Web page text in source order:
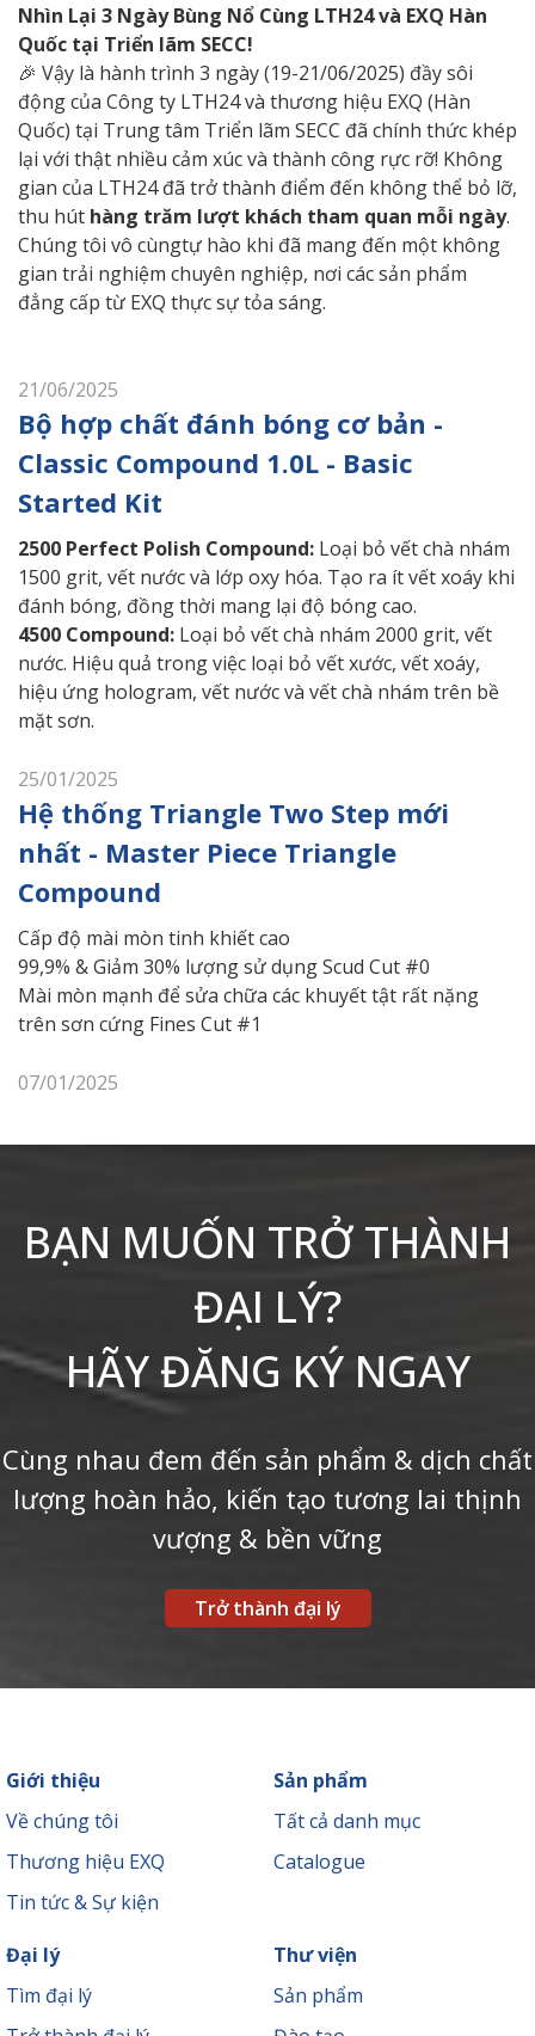
Nhìn Lại 3 Ngày Bùng Nổ Cùng LTH24 và EXQ Hàn
Quốc tại Triển lãm SECC!
🎉 Vậy là hành trình 3 ngày (19-21/06/2025) đầy sôi
động của Công ty LTH24 và thương hiệu EXQ (Hàn
Quốc) tại Trung tâm Triển lãm SECC đã chính thức khép
lại với thật nhiều cảm xúc và thành công rực rỡ! Không
gian của LTH24 đã trở thành điểm đến không thể bỏ lỡ,
thu hút hàng trăm lượt khách tham quan mỗi ngày.
Chúng tôi vô cùngtự hào khi đã mang đến một không
gian trải nghiệm chuyên nghiệp, nơi các sản phẩm
đẳng cấp từ EXQ thực sự tỏa sáng.
21/06/2025
Bộ hợp chất đánh bóng cơ bản -
Classic Compound 1.0L - Basic
Started Kit
2500 Perfect Polish Compound: Loại bỏ vết chà nhám
1500 grit, vết nước và lớp oxy hóa. Tạo ra ít vết xoáy khi
đánh bóng, đồng thời mang lại độ bóng cao.
4500 Compound: Loại bỏ vết chà nhám 2000 grit, vết
nước. Hiệu quả trong việc loại bỏ vết xước, vết xoáy,
hiệu ứng hologram, vết nước và vết chà nhám trên bề
mặt sơn.
25/01/2025
Hệ thống Triangle Two Step mới
nhất - Master Piece Triangle
Compound
Cấp độ mài mòn tinh khiết cao
99,9% & Giảm 30% lượng sử dụng Scud Cut #0
Mài mòn mạnh để sửa chữa các khuyết tật rất nặng
trên sơn cứng Fines Cut #1
07/01/2025
BẠN MUỐN TRỞ THÀNH
ĐẠI LÝ?
HÃY ĐĂNG KÝ NGAY
Cùng nhau đem đến sản phẩm & dịch chất
lượng hoàn hảo, kiến tạo tương lai thịnh
vượng & bền vững
Trở thành đại lý
Giới thiệu
Về chúng tôi
Thương hiệu EXQ
Tin tức & Sự kiện
Sản phẩm
Tất cả danh mục
Catalogue
Đại lý
Tìm đại lý
Thư viện
Sản phẩm